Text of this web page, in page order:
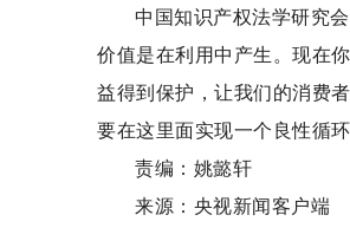
中国知识产权法学研究
价值是在利用中产生。现在
益得到保护，让我们的消费
要在这里面实现一个良性循环
责编：姚懿轩
来源：央视新闻客户端